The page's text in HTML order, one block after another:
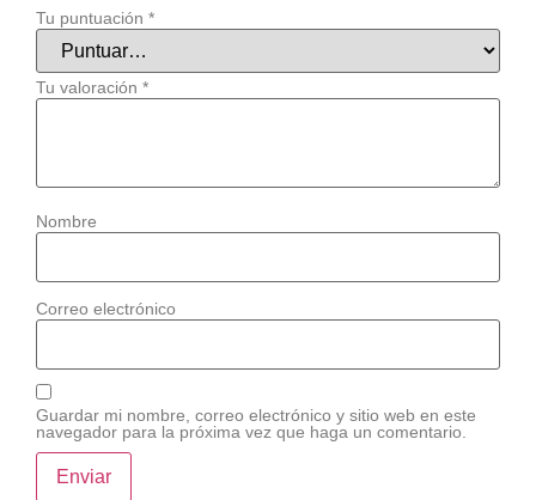
Tu puntuación *
Tu valoración *
Nombre
Correo electrónico
Guardar mi nombre, correo electrónico y sitio web en este
navegador para la próxima vez que haga un comentario.